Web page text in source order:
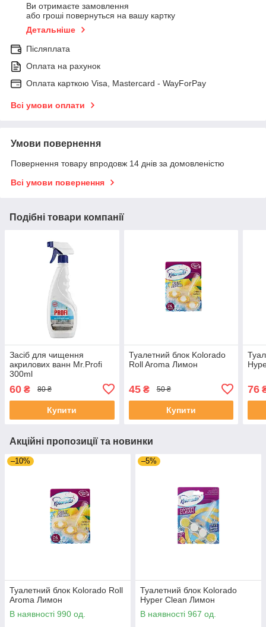
Ви отримаєте замовлення
або гроші повернуться на вашу картку
Детальніше
Післяплата
Оплата на рахунок
Оплата карткою Visa, Mastercard - WayForPay
Всі умови оплати
Умови повернення
Повернення товару впродовж 14 днів за домовленістю
Всі умови повернення
Подібні товари компанії
Засіб для чищення
акрилових ванн Mr.Profi
300ml
60 ₴ 80 ₴
Купити
Туалетний блок Kolorado
Roll Aroma Лимон
45₴ 50 ₴
Купити
76
Акційні пропозиції та новинки
–10%
Туалетний блок Kolorado Roll
Aroma Лимон
В наявності 990 од.
–5%
Туалетний блок Kolorado
Hyper Clean Лимон
В наявності 967 од.